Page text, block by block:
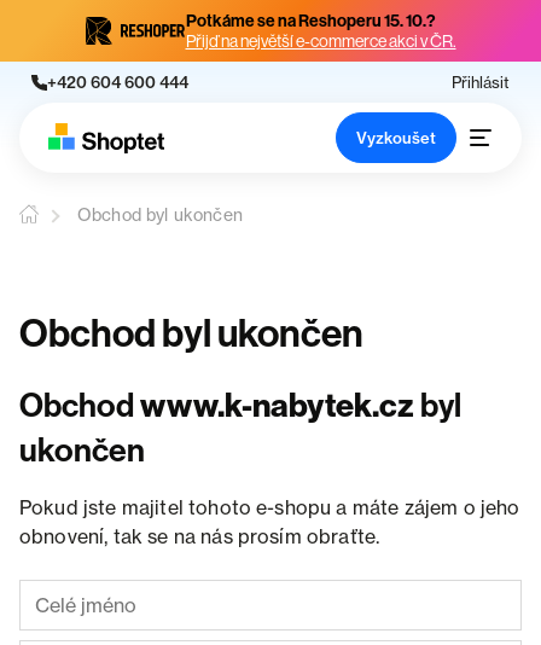
Potkáme se na Reshoperu 15. 10.?
Přijď na největší e-commerce akci v ČR.
+420 604 600 444 Přihlásit
Vyzkoušet
Obchod byl ukončen
Obchod byl ukončen
Obchodwww.k-nabytek.cz byl
ukončen
Pokud jste majitel tohoto e-shopu a máte zájem o jeho
obnovení, tak se na nás prosím obraťte.